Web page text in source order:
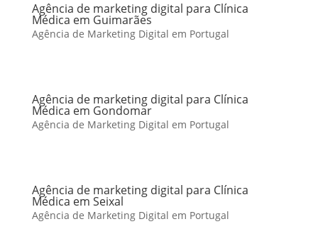
Agência de marketing digital para Clínica
Médica em Guimarães
Agência de Marketing Digital em Portugal
Agência de marketing digital para Clínica
Médica em Gondomar
Agência de Marketing Digital em Portugal
Agência de marketing digital para Clínica
Médica em Seixal
Agência de Marketing Digital em Portugal